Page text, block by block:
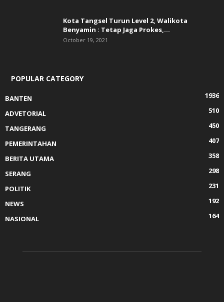
Kota Tangsel Turun Level 2, Walikota
Benyamin : Tetap Jaga Prokes,...
October 19, 2021
POPULAR CATEGORY
BANTEN
1936
ADVETORIAL
510
TANGERANG
450
PEMERINTAHAN
407
BERITA UTAMA
358
SERANG
298
POLITIK
231
NEWS
192
NASIONAL
164